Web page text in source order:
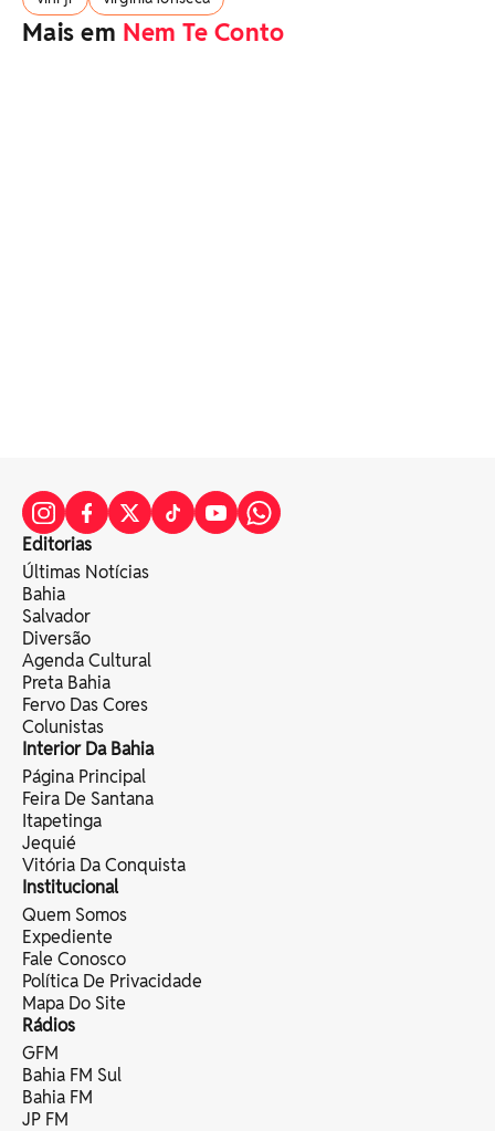
Mais em Nem Te Conto
Editorias
Últimas Notícias
Bahia
Salvador
Diversão
Agenda Cultural
Preta Bahia
Fervo Das Cores
Colunistas
Interior Da Bahia
Página Principal
Feira De Santana
Itapetinga
Jequié
Vitória Da Conquista
Institucional
Quem Somos
Expediente
Fale Conosco
Política De Privacidade
Mapa Do Site
Rádios
GFM
Bahia FM Sul
Bahia FM
JP FM